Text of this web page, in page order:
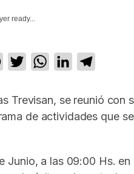
ready...
Facebook
TwitterWhatsApp
LinkedIn
Trevisan, se reunió
de actividades que
Junio, a las 09:00 Hs.